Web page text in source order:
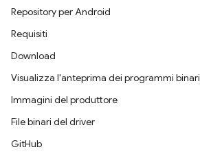
Repository per Android
Requisiti
Download
Visualizza l'anteprima dei programmi binari
Immagini del produttore
File binari del driver
GitHub